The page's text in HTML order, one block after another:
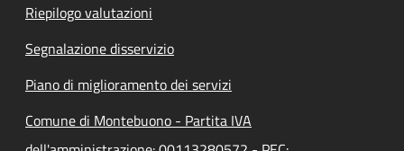
Riepilogo valutazioni
Segnalazione disservizio
Piano di miglioramento dei servizi
Comune di Montebuono - Partita IVA